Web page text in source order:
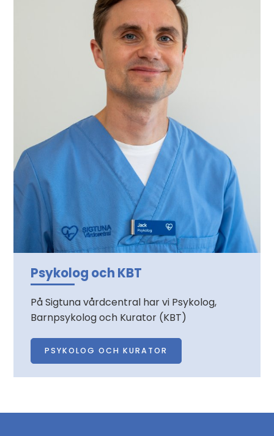
Psykolog och KBT
På Sigtuna vårdcentral har vi Psykolog,
Barnpsykolog och Kurator (KBT)
PSYKOLOG OCH KURATOR